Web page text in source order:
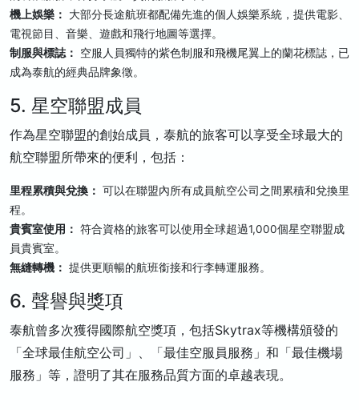
機上娛樂：
大部分長途航班都配備先進的個人娛樂系統，提供電影、
電視節目、音樂、遊戲和飛行地圖等選擇。
制服與標誌：
空服人員獨特的紫色制服和飛機尾翼上的蘭花標誌，已
成為泰航的經典品牌象徵。
5. 星空聯盟成員
作為星空聯盟的創始成員，泰航的旅客可以享受全球最大的
航空聯盟所帶來的便利，包括：
里程累積與兌換： 可以在聯盟內所有成員航空公司之間累積和兌換里
程。
貴賓室使用： 符合資格的旅客可以使用全球超過1,000個星空聯盟成
員貴賓室。
無縫轉機： 提供更順暢的航班銜接和行李轉運服務。
6. 聲譽與獎項
泰航曾多次獲得國際航空獎項，包括Skytrax等機構頒發的
「全球最佳航空公司」、「最佳空服員服務」和「最佳機場
服務」等，證明了其在服務品質方面的卓越表現。